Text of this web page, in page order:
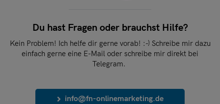
Du hast Fragen oder brauchst Hilfe?
Kein Problem! Ich helfe dir gerne vorab! :-) Schreibe mir dazu
einfach gerne eine E-Mail oder schreibe mir direkt bei
Telegram.
info@fn-onlinemarketing.de